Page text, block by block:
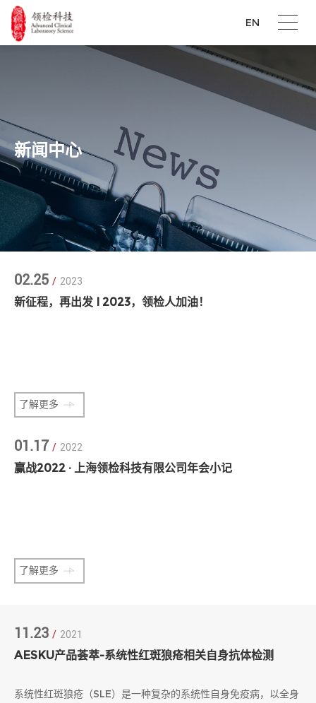
EN
新闻中心
02.25 / 2023
新征程，再出发 I 2023，领检人加油！
了解更多
01.17 / 2022
赢战2022 · 上海领检科技有限公司年会小记
了解更多
11.23 / 2021
AESKU产品荟萃-系统性红斑狼疮相关自身抗体检测
系统性红斑狼疮（SLE）是一种复杂的系统性自身免疫病，以全身